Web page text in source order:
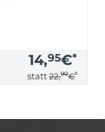
14,95€*
statt 22,90€*